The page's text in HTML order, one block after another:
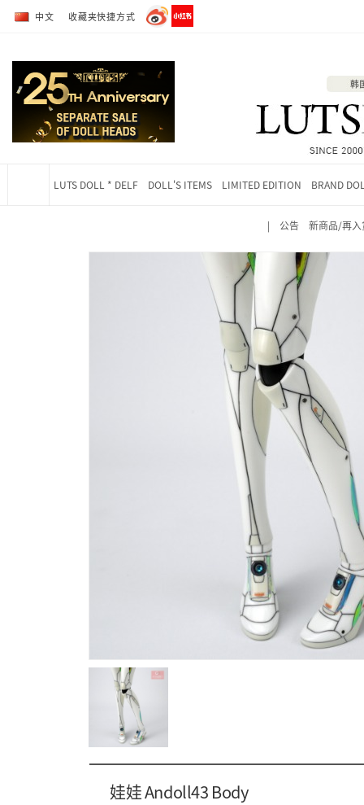
中文 收藏夹快捷方式
LUTS DOLL * DELF DOLL'S ITEMS LIMITED EDITION BRAND
| 公告 新商品/再入
娃娃 Andoll43 Body